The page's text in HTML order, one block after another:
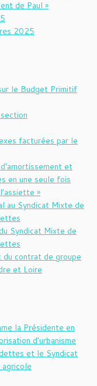
de Paul »
2025
le Budget Primitif
facturées par le
et
en une seule fois
»
au Syndicat Mixte de
Syndicat Mixte de
du contrat de groupe
et Loire
la Présidente en
d’urbanisme
et le Syndicat